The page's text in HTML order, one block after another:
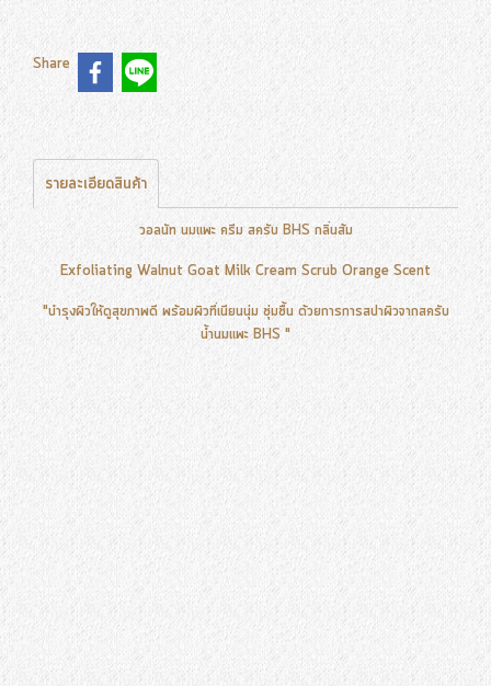
Share
รายละเอียดสินค้า
วอลนัท นมแพะ ครีม สครับ BHS กลิ่นส้ม
Exfoliating Walnut Goat Milk Cream Scrub Orange Scent
"บำรุงผิวให้ดูสุขภาพดี พร้อมผิวที่เนียนนุ่ม ชุ่มชื้น ด้วยการการสปาผิวจากสครับ
น้ำนมแพะ BHS "